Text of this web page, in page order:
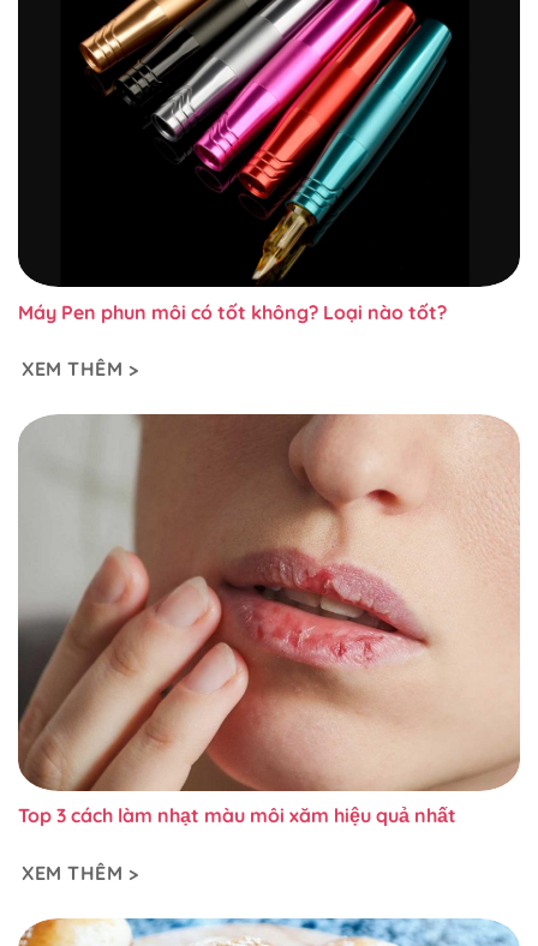
Máy Pen phun môi có tốt không? Loại nào tốt?
XEM THÊM >
Top 3 cách làm nhạt màu môi xăm hiệu quả nhất
XEM THÊM >